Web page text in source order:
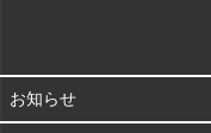
お知らせ